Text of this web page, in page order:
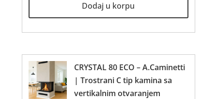
Dodaj u korpu
CRYSTAL 80 ECO – A.Caminetti
| Trostrani C tip kamina sa
vertikalnim otvaranjem